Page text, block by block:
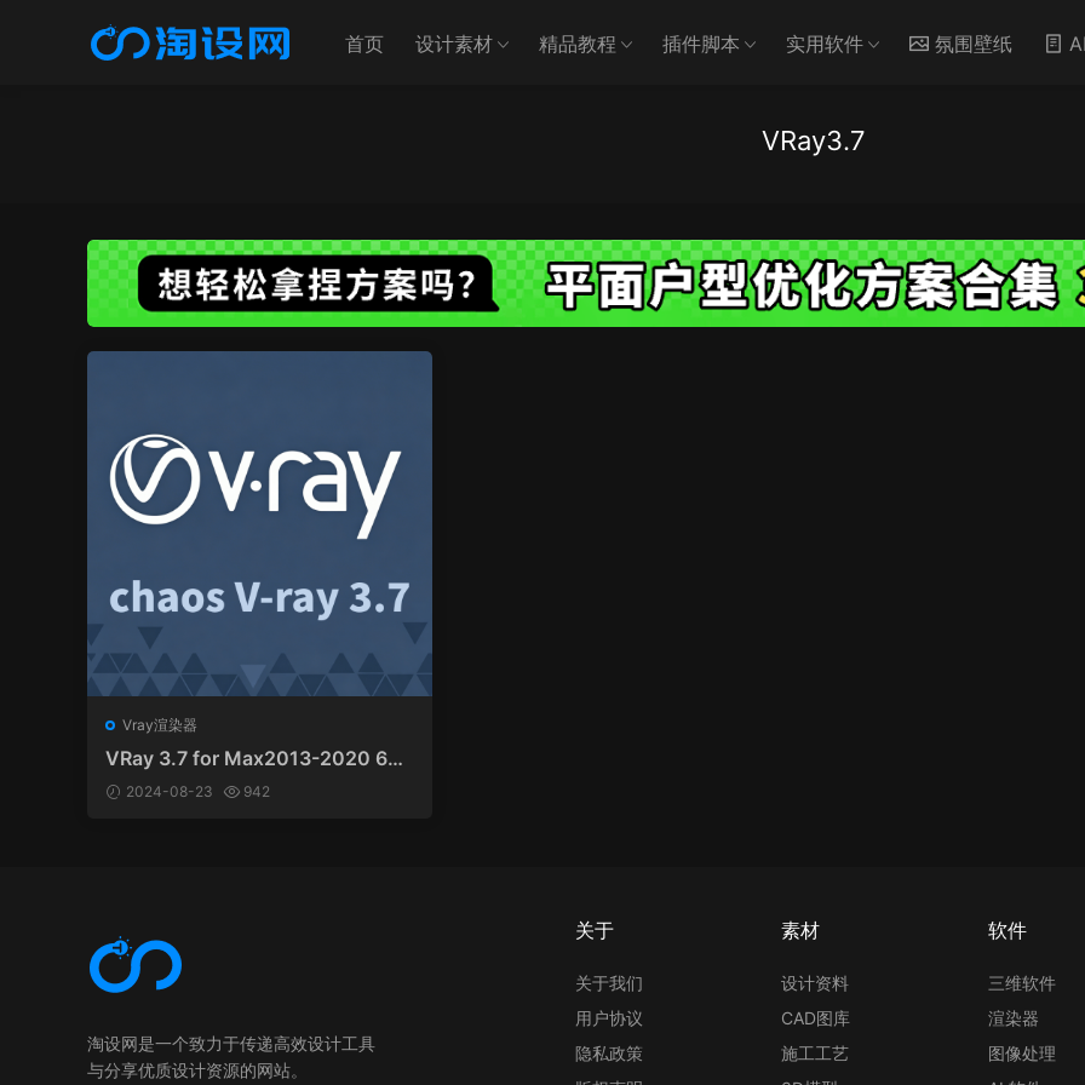
首页 设计素材 精品教程 插件脚本 实用软件 氛围壁纸
VRay3.7
Vray渲染器
VRay 3.7 for Max2013-2020 64
位 英文版
2024-08-23 942
淘设网是一个致力于传递高效设计工具
与分享优质设计资源的网站。
关于
关于我们
用户协议
隐私政策
素材
设计资料
CAD图库
施工工艺
软件
三维软件
渲染器
图像处理